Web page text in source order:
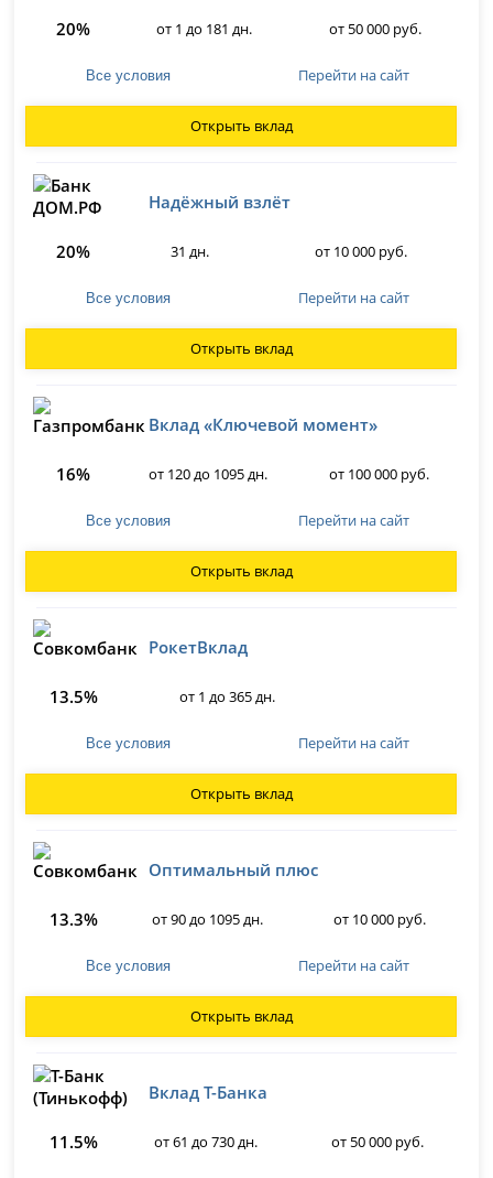
20% от 1 до 181 дн. от 50 000 руб.
Все условия Перейти на сайт
Открыть вклад
Надёжный взлёт
20% 31 дн. от 10 000 руб.
Все условия Перейти на сайт
Открыть вклад
Вклад «Ключевой момент»
16% от 120 до 1095 дн. от 100 000 руб.
Все условия Перейти на сайт
Открыть вклад
РокетВклад
13.5% от 1 до 365 дн.
Все условия Перейти на сайт
Открыть вклад
Оптимальный плюс
13.3% от 90 до 1095 дн. от 10 000 руб.
Все условия Перейти на сайт
Открыть вклад
Вклад Т-Банка
11.5% от 61 до 730 дн. от 50 000 руб.